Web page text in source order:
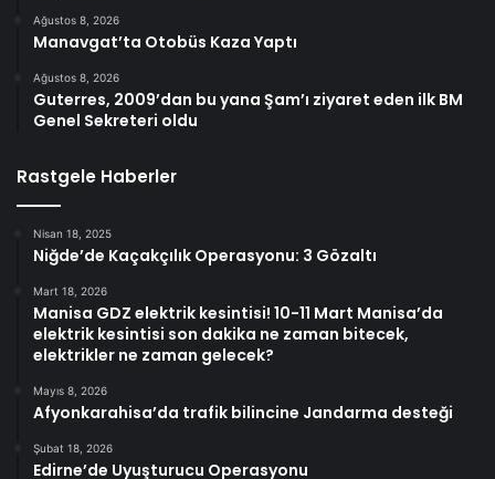
Ağustos 8, 2026
Manavgat’ta Otobüs Kaza Yaptı
Ağustos 8, 2026
Guterres, 2009’dan bu yana Şam’ı ziyaret eden ilk BM
Genel Sekreteri oldu
Rastgele Haberler
Nisan 18, 2025
Niğde’de Kaçakçılık Operasyonu: 3 Gözaltı
Mart 18, 2026
Manisa GDZ elektrik kesintisi! 10-11 Mart Manisa’da
elektrik kesintisi son dakika ne zaman bitecek,
elektrikler ne zaman gelecek?
Mayıs 8, 2026
Afyonkarahisa’da trafik bilincine Jandarma desteği
Şubat 18, 2026
Edirne’de Uyuşturucu Operasyonu